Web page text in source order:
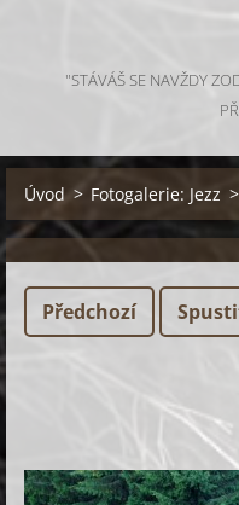
"STÁVÁŠ SE NAVŽDY
Úvod > Fotogalerie: Jezz >
Předchozí